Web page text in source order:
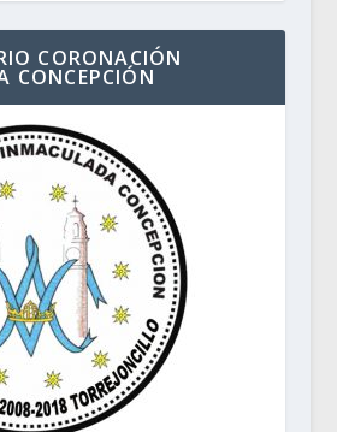
CORONACIÓN
CONCEPCIÓN